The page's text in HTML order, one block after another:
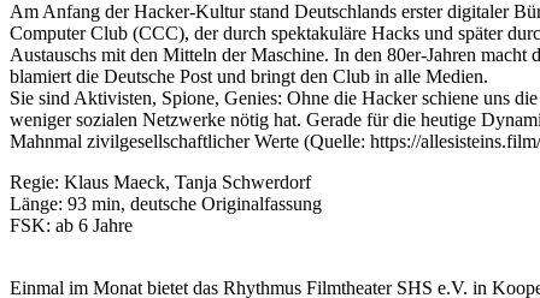
Am Anfang der Hacker-Kultur stand Deutschlands erster digitaler
Computer Club (CCC), der durch spektakuläre Hacks und später
Austauschs mit den Mitteln der Maschine. In den 80er-Jahren
blamiert die Deutsche Post und bringt den Club in alle Medien.
Sie sind Aktivisten, Spione, Genies: Ohne die Hacker schiene uns
weniger sozialen Netzwerke nötig hat. Gerade für die heutige
Mahnmal zivilgesellschaftlicher Werte (Quelle: https://
Regie: Klaus Maeck, Tanja Schwerdorf
Länge: 93 min, deutsche Originalfassung
FSK: ab 6 Jahre
Einmal im Monat bietet das Rhythmus Filmtheater SHS e.V. in